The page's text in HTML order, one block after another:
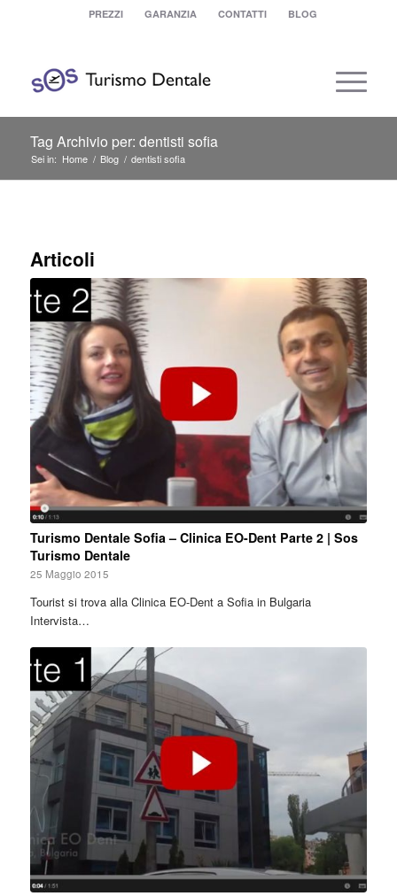
PREZZI GARANZIA CONTATTI BLOG
Tag Archivio per: dentisti sofia
Sei in: Home / Blog / dentisti sofia
Articoli
Turismo Dentale Sofia – Clinica EO-Dent Parte 2 | Sos
Turismo Dentale
25 Maggio 2015
Tourist si trova alla Clinica EO-Dent a Sofia in Bulgaria
Intervista…